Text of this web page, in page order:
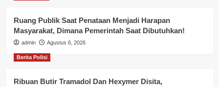
Ruang Publik Saat Penataan Menjadi Harapan
Masyarakat, Dimana Pemerintah Saat Dibutuhkan!
admin Agustus 6, 2026
Berita Polisi
Ribuan Butir Tramadol Dan Hexymer Disita,